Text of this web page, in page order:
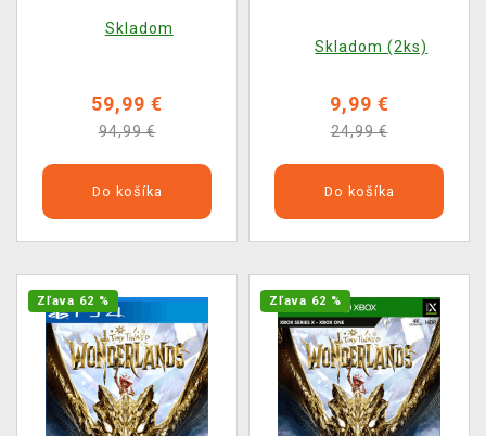
Skladom
59,99 €
94,99 €
Do košíka
Skladom (2ks)
9,99 €
24,99 €
Do košíka
Zľava 62 % Zľava 62 %